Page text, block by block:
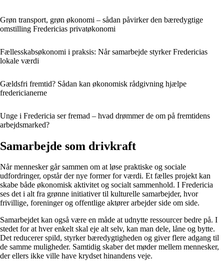
Grøn transport, grøn økonomi – sådan påvirker den bæredygtige
omstilling Fredericias privatøkonomi
Fællesskabsøkonomi i praksis: Når samarbejde styrker Fredericias
lokale værdi
Gældsfri fremtid? Sådan kan økonomisk rådgivning hjælpe
fredericianerne
Unge i Fredericia ser fremad – hvad drømmer de om på fremtidens
arbejdsmarked?
Samarbejde som drivkraft
Når mennesker går sammen om at løse praktiske og sociale
udfordringer, opstår der nye former for værdi. Et fælles projekt kan
skabe både økonomisk aktivitet og socialt sammenhold. I Fredericia
ses det i alt fra grønne initiativer til kulturelle samarbejder, hvor
frivillige, foreninger og offentlige aktører arbejder side om side.
Samarbejdet kan også være en måde at udnytte ressourcer bedre på. I
stedet for at hver enkelt skal eje alt selv, kan man dele, låne og bytte.
Det reducerer spild, styrker bæredygtigheden og giver flere adgang til
de samme muligheder. Samtidig skaber det møder mellem mennesker,
der ellers ikke ville have krydset hinandens veje.